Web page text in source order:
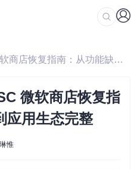
/ Windows 11 LTSC 微软商店恢复指南：从功能缺失到应用生态完整
微软商店恢复指
应用生态完整
惟